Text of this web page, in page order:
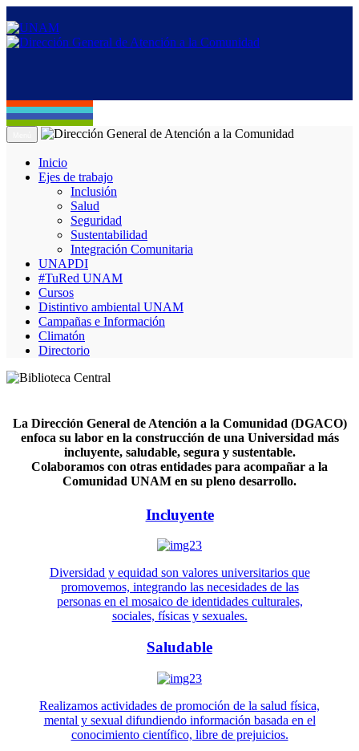
Inicio
Ejes de trabajo
Inclusión
Salud
Seguridad
Sustentabilidad
Integración Comunitaria
UNAPDI
#TuRed UNAM
Cursos
Distintivo ambiental UNAM
Campañas e Información
Climatón
Directorio
La Dirección General de Atención a la Comunidad (DGACO)
enfoca su labor en la construcción de una Universidad más
incluyente, saludable, segura y sustentable.
Colaboramos con otras entidades para acompañar a la
Comunidad UNAM en su pleno desarrollo.
Incluyente
Diversidad y equidad son valores universitarios que
promovemos, integrando las necesidades de las
personas en el mosaico de identidades culturales,
sociales, físicas y sexuales.
Saludable
Realizamos actividades de promoción de la salud física,
mental y sexual difundiendo información basada en el
conocimiento científico, libre de prejuicios.